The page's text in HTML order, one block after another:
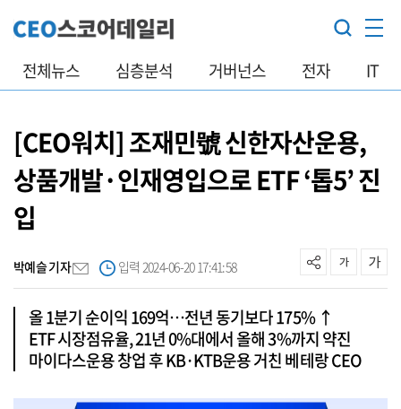
전체뉴스 심층분석 거버넌스 전자 IT
[CEO워치] 조재민號 신한자산운용,
상품개발·인재영입으로 ETF ‘톱5’ 진
입
박예슬 기자 입력 2024-06-20 17:41:58
올 1분기 순이익 169억…전년 동기보다 175% ↑
ETF 시장점유율, 21년 0%대에서 올해 3%까지 약진
마이다스운용 창업 후 KB·KTB운용 거친 베테랑 CEO